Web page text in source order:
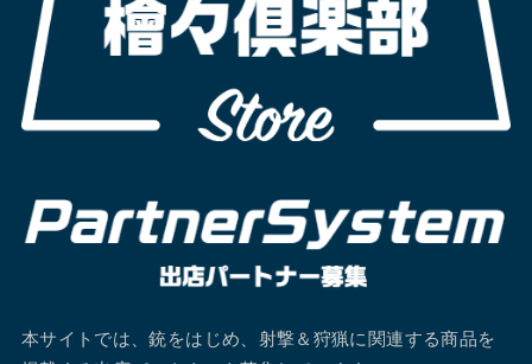
本サイトでは、銃をはじめ、射撃＆狩猟に関連する商品を